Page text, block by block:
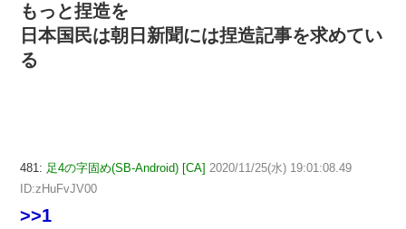
もっと捏造を
日本国民は朝日新聞には捏造記事を求めてい
る
481: 足4の字固め(SB-Android) [CA] 2020/11/25(水) 19:01:08.49
ID:zHuFvJV00
>>1